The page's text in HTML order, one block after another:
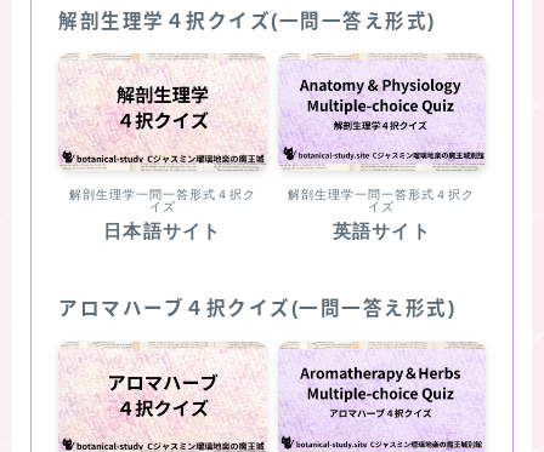
解剖生理学４択クイズ(一問一答え形式)
解剖生理学一問一答形式４択ク
イズ
日本語サイト
解剖生理学一問一答形式４択ク
イズ
英語サイト
アロマハーブ４択クイズ(一問一答え形式)